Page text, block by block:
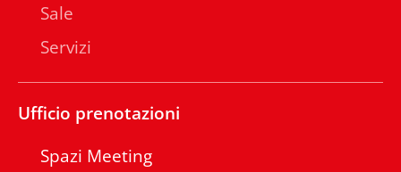
Sale
Servizi
Ufficio prenotazioni
Spazi Meeting